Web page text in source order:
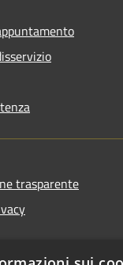
trasparente
accessibilità